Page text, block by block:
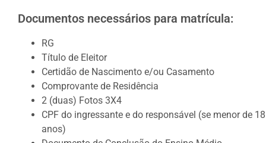
Documentos necessários para matrícula:
RG
Título de Eleitor
Certidão de Nascimento e/ou Casamento
Comprovante de Residência
2 (duas) Fotos 3X4
CPF do ingressante e do responsável (se menor de 18
anos)